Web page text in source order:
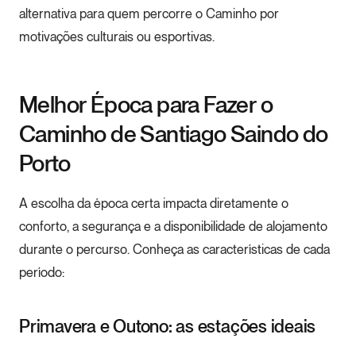
alternativa para quem percorre o Caminho por
motivações culturais ou esportivas.
Melhor Época para Fazer o
Caminho de Santiago Saindo do
Porto
A escolha da época certa impacta diretamente o
conforto, a segurança e a disponibilidade de alojamento
durante o percurso. Conheça as características de cada
período:
Primavera e Outono: as estações ideais